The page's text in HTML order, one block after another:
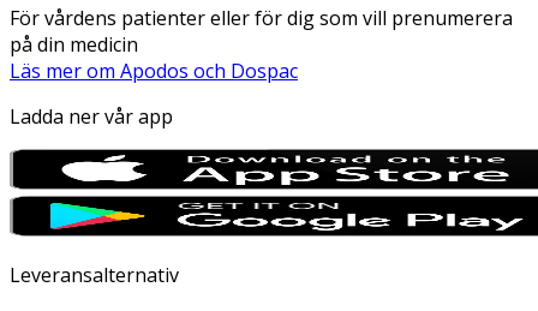
För vårdens patienter eller för dig som vill prenumerera
på din medicin
Läs mer om Apodos och Dospac
Ladda ner vår app
Leveransalternativ